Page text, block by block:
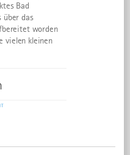
Bad
über das
worden
vielen kleinen